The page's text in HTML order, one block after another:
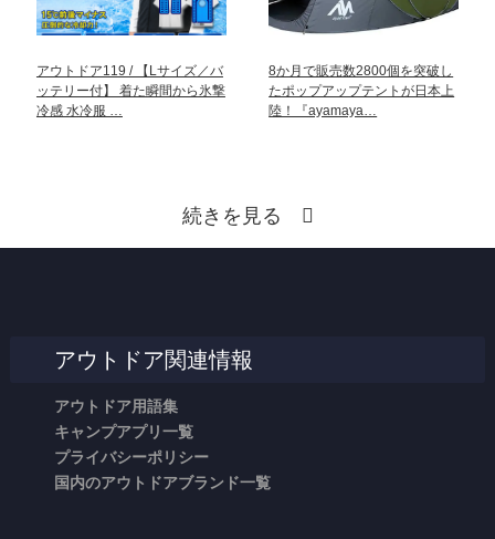
アウトドア119 / 【Lサイズ／バ
ッテリー付】 着た瞬間から氷撃
冷感 水冷服 …
8か月で販売数2800個を突破し
たポップアップテントが日本上
陸！『ayamaya…
続きを見る
アウトドア関連情報
アウトドア用語集
キャンプアプリ一覧
プライバシーポリシー
国内のアウトドアブランド一覧